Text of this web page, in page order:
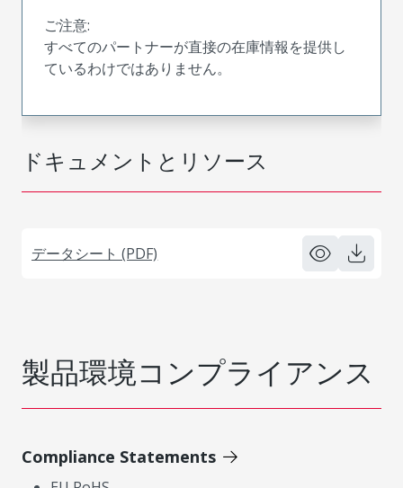
ドキュメントとリソース
データシート (PDF)
ご注意:
すべてのパートナーが直接の在庫情報を提供し
ているわけではありません。
製品環境コンプライアンス
Compliance Statements